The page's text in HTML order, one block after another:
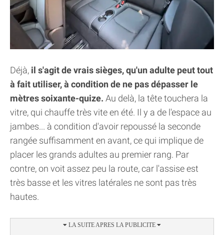
Déjà, il s'agit de vrais sièges, qu'un adulte peut tout
à fait utiliser, à condition de ne pas dépasser le
mètres soixante-quize. Au delà, la tête touchera la
vitre, qui chauffe très vite en été. Il y a de l'espace au
jambes... à condition d'avoir repoussé la seconde
rangée suffisamment en avant, ce qui implique de
placer les grands adultes au premier rang. Par
contre, on voit assez peu la route, car l'assise est
très basse et les vitres latérales ne sont pas très
hautes.